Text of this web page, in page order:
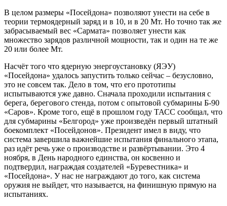
В целом размеры «Посейдона» позволяют унести на себе в
теории термоядерный заряд и в 10, и в 20 Мт. Но точно так же
забрасываемый вес «Сармата» позволяет унести как
множество зарядов различной мощности, так и один на те же
20 или более Мт.
Насчёт того что ядерную энергоустановку (ЯЭУ)
«Посейдона» удалось запустить только сейчас – безусловно,
это не совсем так. Дело в том, что его прототипы
испытываются уже давно. Сначала проходили испытания с
берега, берегового стенда, потом с опытовой субмарины Б-90
«Саров». Кроме того, ещё в прошлом году ТАСС сообщал, что
для субмарины «Белгород» уже произведён первый штатный
боекомплект «Посейдонов». Президент имел в виду, что
система завершила важнейшие испытания финального этапа,
раз идёт речь уже о производстве и развёртывании. Это 4
ноября, в День народного единства, он косвенно и
подтвердил, награждая создателей «Буревестника» и
«Посейдона». У нас не награждают до того, как система
оружия не выйдет, что называется, на финишную прямую на
испытаниях.